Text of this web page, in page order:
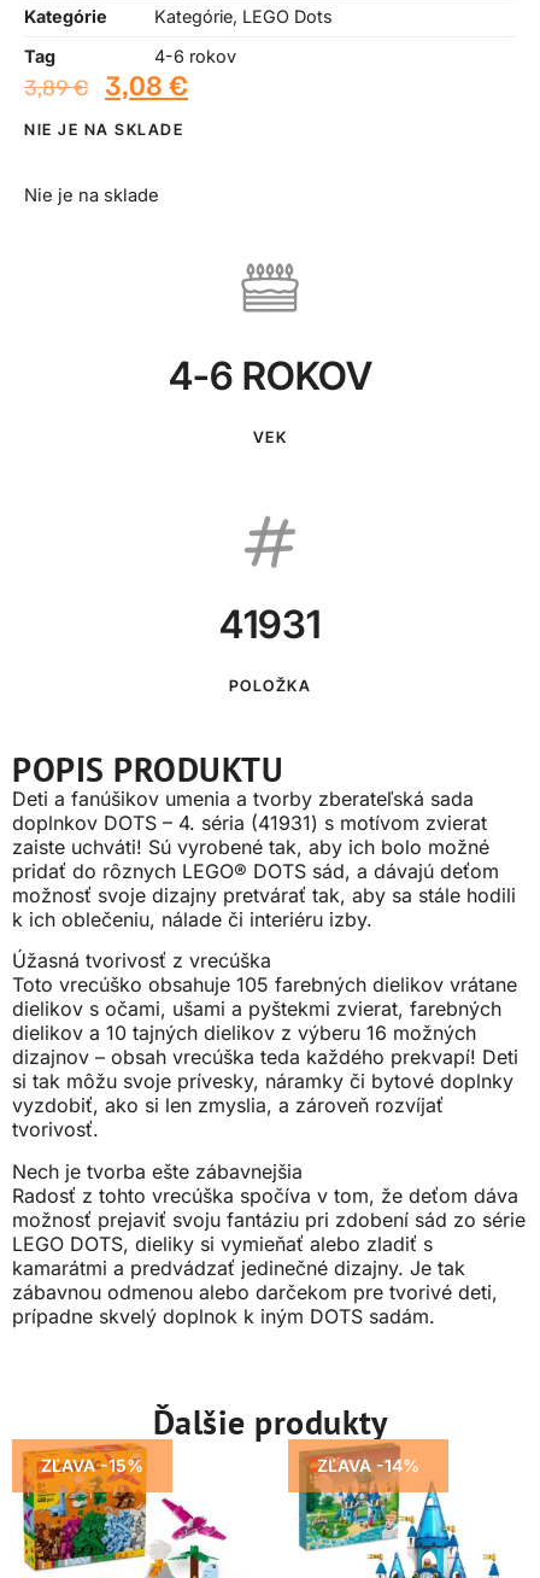
Kategórie
Kategórie, LEGO Dots
Tag
4-6 rokov
3,89€ 3,08 €
NIE JE NA SKLADE
Nie je na sklade
4-6 ROKOV
VEK
41931
POLOŽKA
POPIS PRODUKTU
Deti a fanúšikov umenia a tvorby zberateľská sada
doplnkov DOTS – 4. séria (41931) s motívom zvierat
zaiste uchváti! Sú vyrobené tak, aby ich bolo možné
pridať do rôznych LEGO® DOTS sád, a dávajú deťom
možnosť svoje dizajny pretvárať tak, aby sa stále hodili
k ich oblečeniu, nálade či interiéru izby.
Úžasná tvorivosť z vrecúška
Toto vrecúško obsahuje 105 farebných dielikov vrátane
dielikov s očami, ušami a pyštekmi zvierat, farebných
dielikov a 10 tajných dielikov z výberu 16 možných
dizajnov – obsah vrecúška teda každého prekvapí! Deti
si tak môžu svoje prívesky, náramky či bytové doplnky
vyzdobiť, ako si len zmyslia, a zároveň rozvíjať
tvorivosť.
Nech je tvorba ešte zábavnejšia
Radosť z tohto vrecúška spočíva v tom, že deťom dáva
možnosť prejaviť svoju fantáziu pri zdobení sád zo série
LEGO DOTS, dieliky si vymieňať alebo zladiť s
kamarátmi a predvádzať jedinečné dizajny. Je tak
zábavnou odmenou alebo darčekom pre tvorivé deti,
prípadne skvelý doplnok k iným DOTS sadám.
Ďalšie produkty
ZĽAVA -15% ZĽAVA -14%